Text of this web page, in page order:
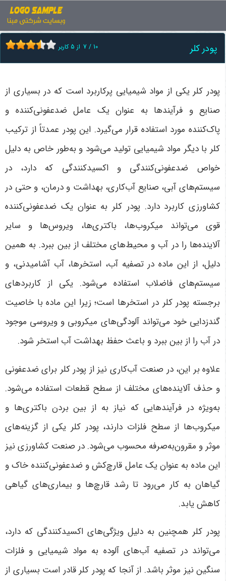
پودر کلر 7 / 10 از 5 کاربر
پودر کلر یکی از مواد شیمیایی پرکاربرد است که در بسیاری از
صنایع و فرآیندها به عنوان یک عامل ضدعفونی‌کننده و
پاک‌کننده مورد استفاده قرار می‌گیرد. این پودر عمدتاً از ترکیب
کلر با دیگر مواد شیمیایی تولید می‌شود و به‌طور خاص به دلیل
خواص ضدعفونی‌کنندگی و اکسیدکنندگی که دارد، در
سیستم‌های آبی، صنایع آب‌کاری، بهداشت و درمان، و حتی در
کشاورزی کاربرد دارد.پودر کلر به عنوان یک ضدعفونی‌کننده
قوی می‌تواند میکروب‌ها، باکتری‌ها، ویروس‌ها و سایر
آلاینده‌ها را در آب و محیط‌های مختلف از بین ببرد. به همین
دلیل، از این ماده در تصفیه آب، استخرها، آب آشامیدنی، و
سیستم‌های فاضلاب استفاده می‌شود. یکی از کاربردهای
برجسته پودر کلر در استخرها است؛ زیرا این ماده با خاصیت
گندزدایی خود می‌تواند آلودگی‌های میکروبی و ویروسی موجود
در آب را از بین ببرد و باعث حفظ بهداشت آب استخر شود.
علاوه بر این، در صنعت آب‌کاری نیز از پودر کلر برای ضدعفونی
و حذف آلاینده‌های مختلف از سطح قطعات استفاده می‌شود.
به‌ویژه در فرآیندهایی که نیاز به از بین بردن باکتری‌ها و
میکروب‌ها از سطح فلزات دارند، پودر کلر یکی از گزینه‌های
موثر و مقرون‌به‌صرفه محسوب می‌شود. در صنعت کشاورزی نیز
این ماده به عنوان یک عامل قارچ‌کش و ضدعفونی‌کننده خاک و
گیاهان به کار می‌رود تا رشد قارچ‌ها و بیماری‌های گیاهی
کاهش یابد.
پودر کلر همچنین به دلیل ویژگی‌های اکسیدکنندگی که دارد،
می‌تواند در تصفیه آب‌های آلوده به مواد شیمیایی و فلزات
سنگین نیز موثر باشد. از آنجا که پودر کلر قادر است بسیاری از